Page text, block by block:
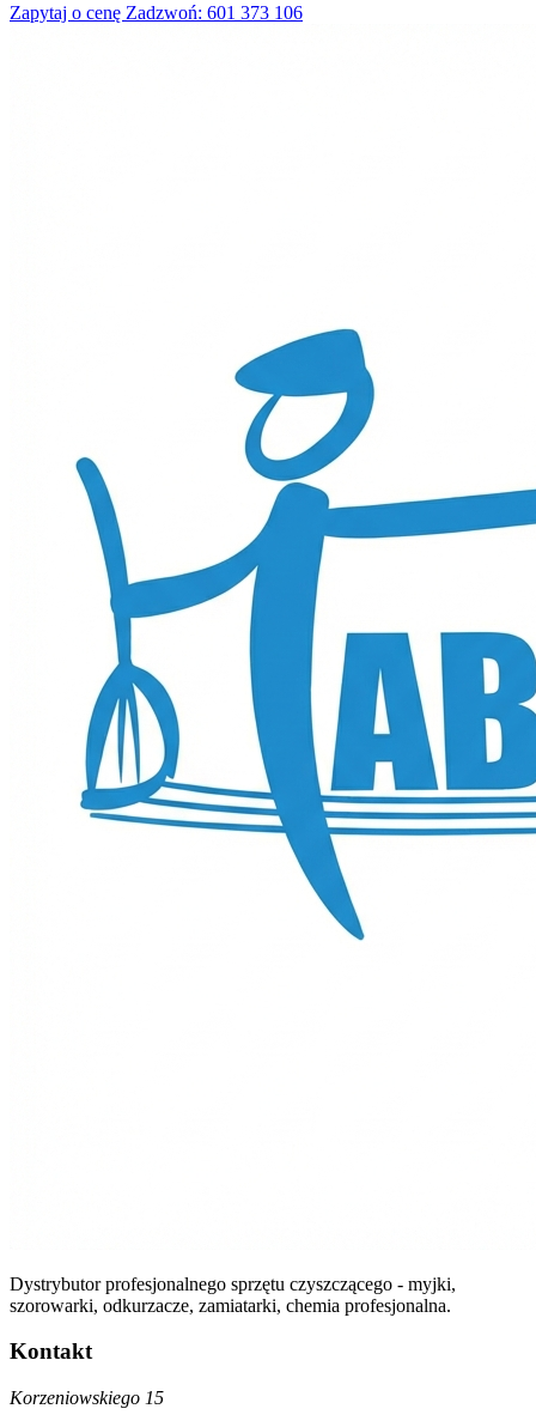
Zapytaj o cenę Zadzwoń: 601 373 106
Dystrybutor profesjonalnego sprzętu czyszczącego - myjki,
szorowarki, odkurzacze, zamiatarki, chemia profesjonalna.
Kontakt
Korzeniowskiego 15